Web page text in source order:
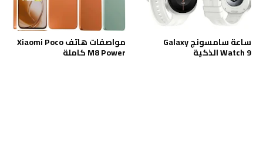
ساعة سامسونج Galaxy
Watch 9 الذكية
مواصفات هاتف Xiaomi Poco
M8 Power كاملة